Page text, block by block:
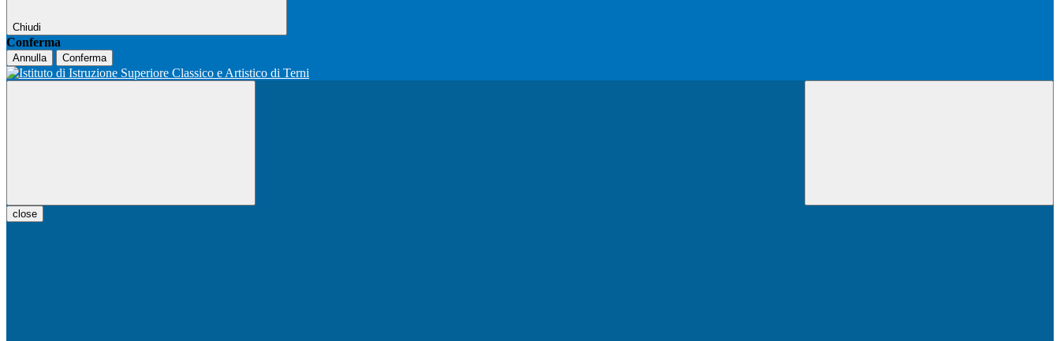
Chiudi
Conferma
Annulla Conferma
close